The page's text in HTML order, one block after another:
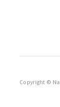
Copyright ©